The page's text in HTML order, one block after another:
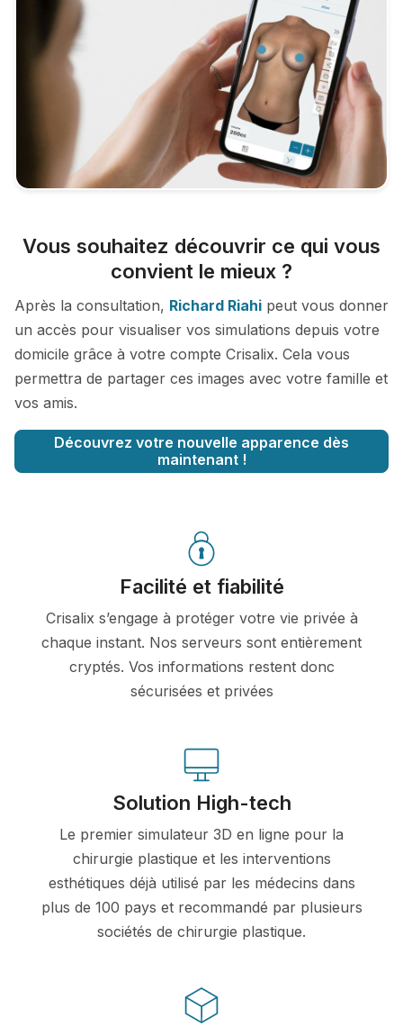
Vous souhaitez découvrir ce qui vous
convient le mieux ?
Après la consultation, Richard Riahi peut vous donner
un accès pour visualiser vos simulations depuis votre
domicile grâce à votre compte Crisalix. Cela vous
permettra de partager ces images avec votre famille et
vos amis.
Découvrez votre nouvelle apparence dès
maintenant !
Facilité et fiabilité
Crisalix s’engage à protéger votre vie privée à
chaque instant. Nos serveurs sont entièrement
cryptés. Vos informations restent donc
sécurisées et privées
Solution High-tech
Le premier simulateur 3D en ligne pour la
chirurgie plastique et les interventions
esthétiques déjà utilisé par les médecins dans
plus de 100 pays et recommandé par plusieurs
sociétés de chirurgie plastique.